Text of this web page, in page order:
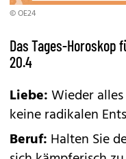
© OE24
Das Tages-Horoskop
20.4
Liebe:Wieder
keine radikalen
Beruf: Halten Sie